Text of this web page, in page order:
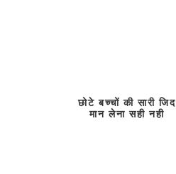
छोटे बच्चों की सारी जिद
मान लेना सही नही